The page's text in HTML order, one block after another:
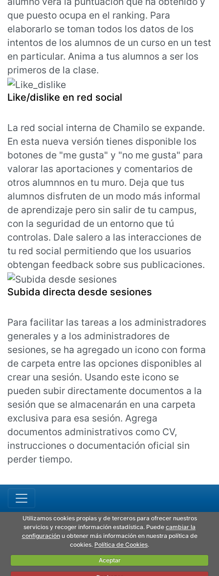
que puesto ocupa en el ranking. Para
elaborarlo se toman todos los datos de los
intentos de los alumnos de un curso en un test
en particular. Anima a tus alumnos a ser los
primeros de la clase.
Like/dislike en red social
La red social interna de Chamilo se expande.
En esta nueva versión tienes disponible los
botones de "me gusta" y "no me gusta" para
valorar las aportaciones y comentarios de
otros alumnnos en tu muro. Deja que tus
alumnos disfruten de un modo más informal
de aprendizaje pero sin salir de tu campus,
con la seguridad de un entorno que tú
controlas. Dale salero a las interacciones de
tu red social permitiendo que los usuarios
obtengan feedback sobre sus publicaciones.
Subida directa desde sesiones
Para facilitar las tareas a los administradores
generales y a los administradores de
sesiones, se ha agregado un icono con forma
de carpeta entre las opciones disponibles al
crear una sesión. Usando este icono se
pueden subir directamente documentos a la
sesión que se almacenarán en una carpeta
exclusiva para esa sesión. Agrega
documentos administrativos como CV,
instrucciones o documentación oficial sin
perder tiempo.
Utilizamos cookies propias y de terceros para ofrecer nuestros
servicios y recoger información estadística. Puede cambiar la
configuraciónu obtener más información en nuestra política de
cookies. Política de Cookies.
Aceptar